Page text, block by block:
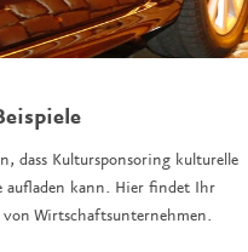
dass Kultursponsoring kulturelle
aufladen kann. Hier findet Ihr
Wirtschaftsunternehmen.